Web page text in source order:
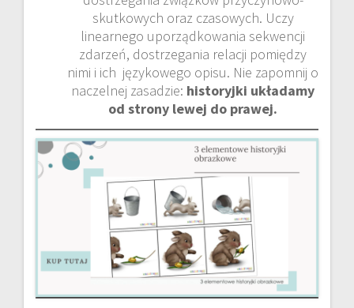
skutkowych oraz czasowych. Uczy
linearnego uporządkowania sekwencji
zdarzeń, dostrzegania relacji pomiędzy
nimi i ich językowego opisu. Nie zapomnij o
naczelnej zasadzie: historyjki układamy
od strony lewej do prawej.